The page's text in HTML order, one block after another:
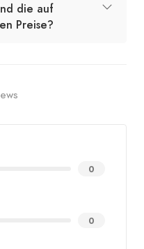
die auf
Preise?
0
0